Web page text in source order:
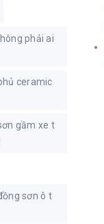
phải ai
ceramic
gầm xe t
sơn ô t